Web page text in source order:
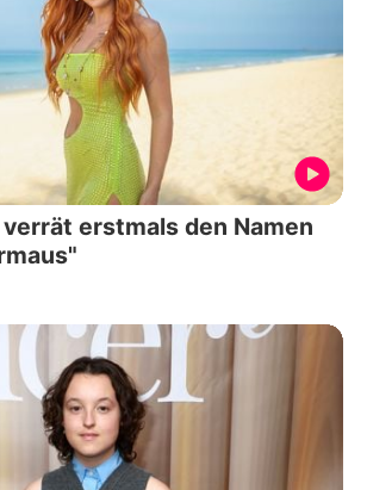
erstmals den Namen